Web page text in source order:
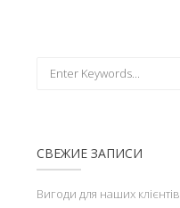
СВЕЖИЕ ЗАПИСИ
Вигоди для наших клієнтів